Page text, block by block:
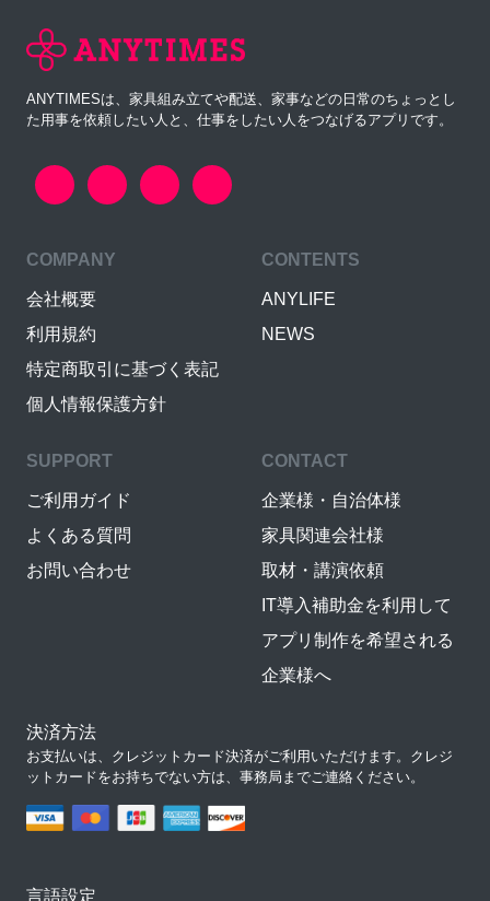
ANYTIMESは、家具組み立てや配送、家事などの日常のちょっとし
た用事を依頼したい人と、仕事をしたい人をつなげるアプリです。
COMPANY
会社概要
利用規約
特定商取引に基づく表記
個人情報保護方針
CONTENTS
ANYLIFE
NEWS
SUPPORT
ご利用ガイド
よくある質問
お問い合わせ
CONTACT
企業様・自治体様
家具関連会社様
取材・講演依頼
IT導入補助金を利用して
アプリ制作を希望される
企業様へ
決済方法
お支払いは、クレジットカード決済がご利用いただけます。クレジ
ットカードをお持ちでない方は、事務局までご連絡ください。
言語設定